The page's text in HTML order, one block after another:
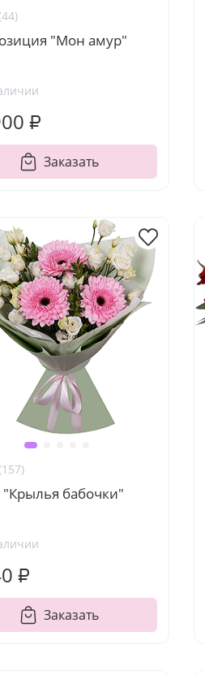
"Мон амур"
₽
Заказать
"Крылья бабочки"
₽
Заказать